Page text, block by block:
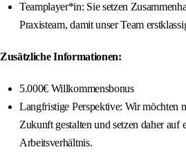
Teamplayer*in: Sie setzen
Praxisteam, damit unser Team
Zusätzliche Informationen:
5.000€ Willkommensbonus
Langfristige Perspektive: Wir möchten
Zukunft gestalten und setzen daher auf
Arbeitsverhältnis.